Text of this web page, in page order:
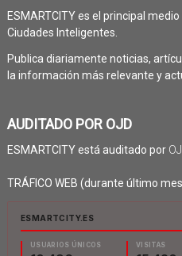
ESMARTCITY es el principal
Ciudades Inteligentes.
Publica diariamente noticias,
la información más relevante y
AUDITADO POR OJD
ESMARTCITY está auditado por
TRÁFICO WEB (durante último